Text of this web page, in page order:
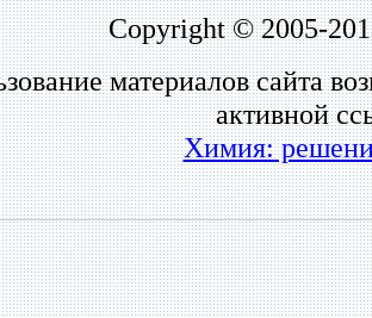
Copyright © 2005-
материалов сайта
активной
Химия: